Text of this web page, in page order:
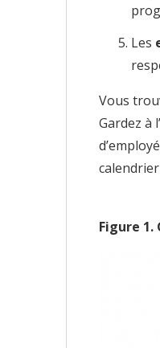
Les
Vous
Gardez à
Figure 1.